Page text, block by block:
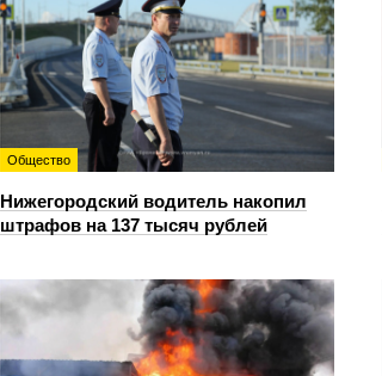
Общество
Нижегородский водитель накопил
штрафов на 137 тысяч рублей